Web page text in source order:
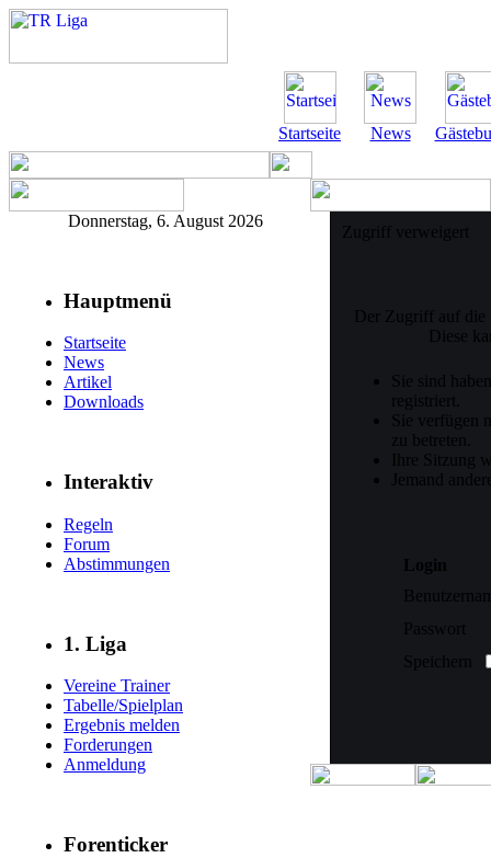
Startseite News
Donnerstag, 6. August 2026
Hauptmenü
Startseite
News
Artikel
Downloads
Interaktiv
Regeln
Forum
Abstimmungen
1. Liga
Vereine Trainer
Tabelle/Spielplan
Ergebnis melden
Forderungen
Anmeldung
Forenticker
Zugriff verweigert
Der Zugriff auf die
Diese
Sie sind
registriert.
Sie verfügen
zu betreten.
Ihre Sitzung
Jemand
Login
Passwort
Speichern